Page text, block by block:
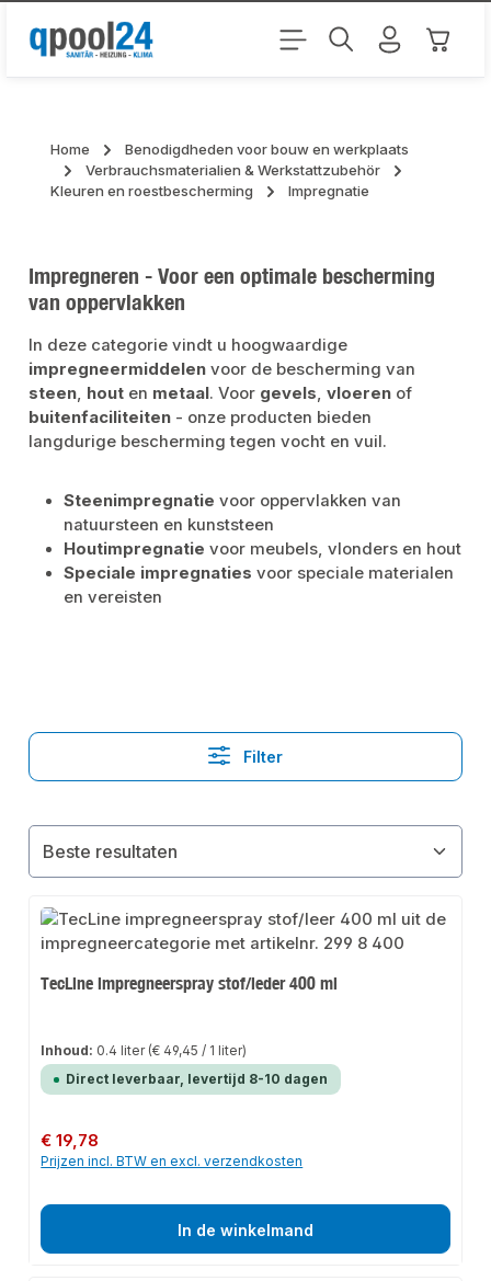
Ga naar de hoofdinhoud
Home
Benodigdheden voor bouw en werkplaats
Verbrauchsmaterialien & Werkstattzubehör
Kleuren en roestbescherming
Impregnatie
Impregneren - Voor een optimale bescherming
van oppervlakken
In deze categorie vindt u hoogwaardige
impregneermiddelen voor de bescherming van
steen, hout en metaal. Voor gevels,vloeren of
buitenfaciliteiten - onze producten bieden
langdurige bescherming tegen vocht en vuil.
Steenimpregnatie voor oppervlakken van
natuursteen en kunststeen
Houtimpregnatie voor meubels, vlonders en hout
Speciale impregnaties voor speciale materialen
en vereisten
Filter
TecLine impregneerspray stof/leder 400 ml
Inhoud: 0.4 liter (€ 49,45 / 1 liter)
Direct leverbaar, levertijd 8-10 dagen
Normale prijs:
€ 19,78
Prijzen incl. BTW en excl. verzendkosten
In de winkelmand